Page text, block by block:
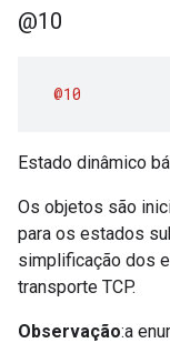
@10
@10
Estado dinâmico
Os objetos são
para os estados
simplificação dos
transporte TCP.
Observação:a